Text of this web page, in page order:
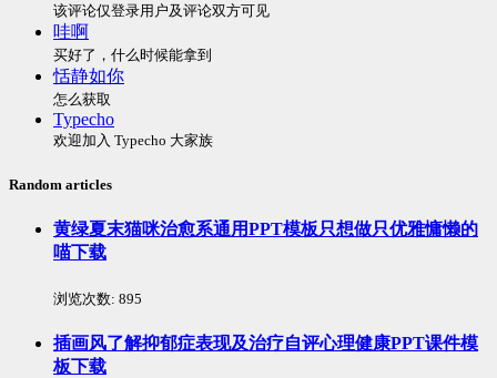
该评论仅登录用户及评论双方可见
哇啊
买好了，什么时候能拿到
恬静如你
怎么获取
Typecho
欢迎加入 Typecho 大家族
Random articles
黄绿夏末猫咪治愈系通用PPT模板只想做只优雅慵懒的
喵下载
浏览次数: 895
插画风了解抑郁症表现及治疗自评心理健康PPT课件模
板下载